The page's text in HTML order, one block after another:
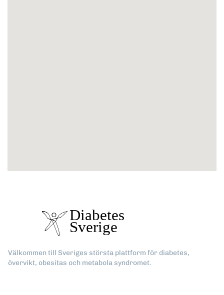
Välkommen till Sveriges största plattform för diabetes,
övervikt, obesitas och metabola syndromet.